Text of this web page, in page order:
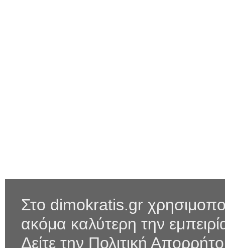
Στο dimokratis.gr
ακόμα καλύτερη την
Δείτε την Πολιτική